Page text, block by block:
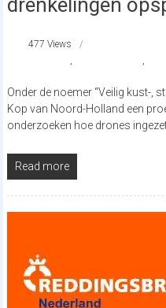
477 Views
Onder de noemer “Veilig kust-,
Kop van Noord-Holland een
onderzoeken hoe drones
Read more